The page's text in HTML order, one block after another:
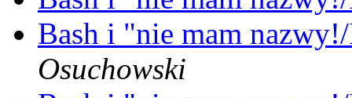
Bash i "nie mam
Osuchowski